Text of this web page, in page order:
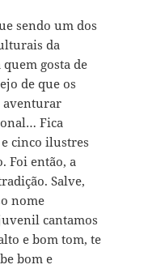
sendo um dos
da
gosta de
de que os
aventurar
Fica
cinco ilustres
Foi então, a
Salve,
nome
cantamos
e bom tom, te
bom e